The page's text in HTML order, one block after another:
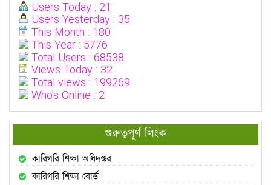
Users Today : 21
Users Yesterday : 35
This Month : 180
This Year : 5776
Total Users : 68538
Views Today : 32
Total views : 199269
Who's Online : 2
গুরুত্বপূর্ণ লিংক
কারিগরি শিক্ষা অধিদপ্তর
কারিগরি শিক্ষা বোর্ড